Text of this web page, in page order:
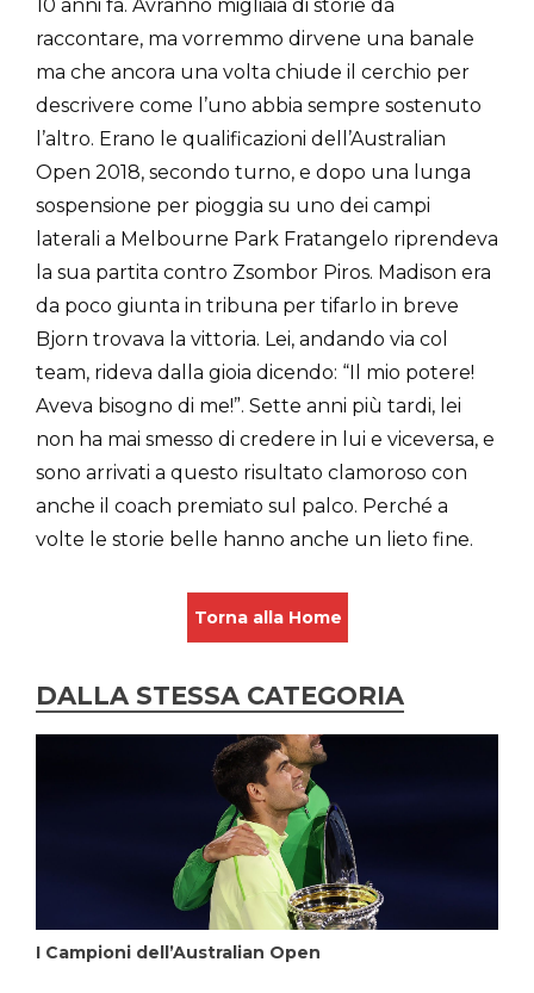
10 anni fa. Avranno migliaia di storie da
raccontare, ma vorremmo dirvene una banale
ma che ancora una volta chiude il cerchio per
descrivere come l’uno abbia sempre sostenuto
l’altro. Erano le qualificazioni dell’Australian
Open 2018, secondo turno, e dopo una lunga
sospensione per pioggia su uno dei campi
laterali a Melbourne Park Fratangelo riprendeva
la sua partita contro Zsombor Piros. Madison era
da poco giunta in tribuna per tifarlo in breve
Bjorn trovava la vittoria. Lei, andando via col
team, rideva dalla gioia dicendo: “Il mio potere!
Aveva bisogno di me!”. Sette anni più tardi, lei
non ha mai smesso di credere in lui e viceversa, e
sono arrivati a questo risultato clamoroso con
anche il coach premiato sul palco. Perché a
volte le storie belle hanno anche un lieto fine.
Torna alla Home
DALLA STESSA CATEGORIA
I Campioni dell’Australian Open